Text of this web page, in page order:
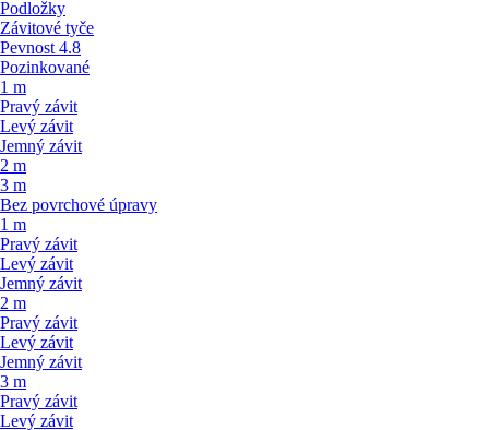
Podložky
Závitové tyče
Pevnost 4.8
Pozinkované
1 m
Pravý závit
Levý závit
Jemný závit
2 m
3 m
Bez povrchové úpravy
1 m
Pravý závit
Levý závit
Jemný závit
2 m
Pravý závit
Levý závit
Jemný závit
3 m
Pravý závit
Levý závit